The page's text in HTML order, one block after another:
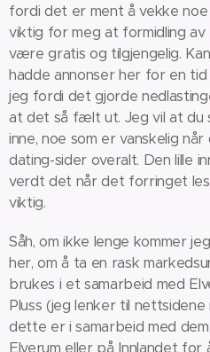
fordi det er ment å vekke
viktig for meg at formidling av
være gratis og tilgjengelig.
hadde annonser her for en
jeg fordi det gjorde
at det så fælt ut. Jeg vil at du
inne, noe som er vanskelig
dating-sider overalt. Den lille
verdt det når det forringet
viktig.
Såh, om ikke lenge kommer
her, om å ta en rask
brukes i et samarbeid med
Pluss (jeg lenker til
dette er i samarbeid med
Elverum eller på Innlandet for